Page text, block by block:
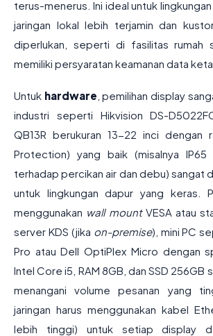
terus-menerus. Ini ideal untuk
jaringan lokal lebih terjamin dan
diperlukan, seperti di fasilitas rumah
memiliki persyaratan keamanan data
Untuk hardware , pemilihan display
industri seperti Hikvision DS-
QB13R berukuran 13-22 inci dengan
Protection) yang baik (misalnya IP65
terhadap percikan air dan debu) sangat
untuk lingkungan dapur yang keras.
menggunakan wall mountVESA atau
server KDS (jika on-premise), mini PC
Pro atau Dell OptiPlex Micro dengan
Intel Core i5, RAM 8GB, dan SSD 256GB
menangani volume pesanan yang
jaringan harus menggunakan kabel
lebih tinggi) untuk setiap display